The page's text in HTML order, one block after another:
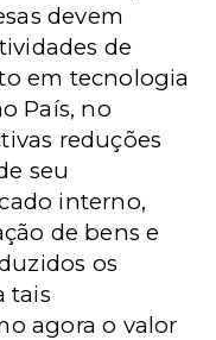
devem
de
em tecnologia
País, no
reduções
seu
interno,
de bens e
os
tais
agora o valor